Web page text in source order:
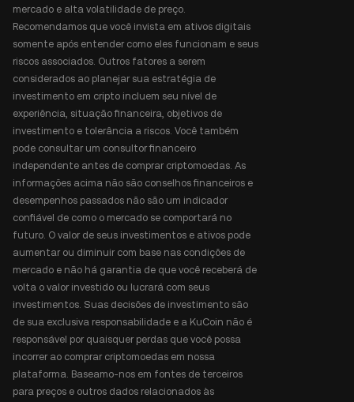
mercado e alta volatilidade de preço.
Recomendamos que você invista em ativos digitais
somente após entender como eles funcionam e seus
riscos associados. Outros fatores a serem
considerados ao planejar sua estratégia de
investimento em cripto incluem seu nível de
experiência, situação financeira, objetivos de
investimento e tolerância a riscos. Você também
pode consultar um consultor financeiro
independente antes de comprar criptomoedas. As
informações acima não são conselhos financeiros e
desempenhos passados não são um indicador
confiável de como o mercado se comportará no
futuro. O valor de seus investimentos e ativos pode
aumentar ou diminuir com base nas condições de
mercado e não há garantia de que você receberá de
volta o valor investido ou lucrará com seus
investimentos. Suas decisões de investimento são
de sua exclusiva responsabilidade e a KuCoin não é
responsável por quaisquer perdas que você possa
incorrer ao comprar criptomoedas em nossa
plataforma. Baseamo-nos em fontes de terceiros
para preços e outros dados relacionados às